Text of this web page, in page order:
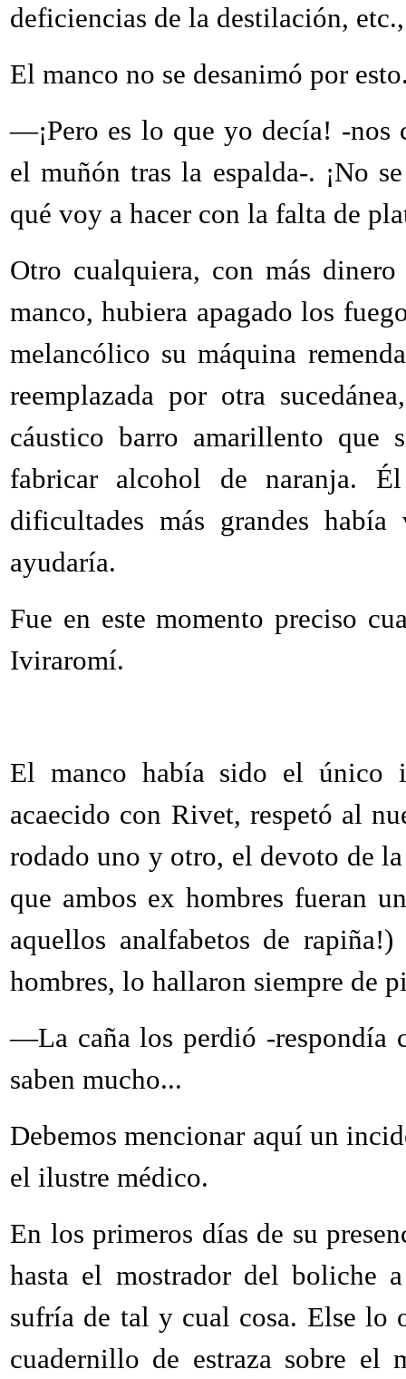
deficiencias de la destilación,
El manco no se desanimó por
—¡Pero es lo que yo decía! -nos
el muñón tras la espalda-. ¡No
qué voy a hacer con la falta de
Otro cualquiera, con más
manco, hubiera apagado los
melancólico su máquina
reemplazada por otra
cáustico barro amarillento que
fabricar alcohol de naranja.
dificultades más grandes
ayudaría.
Fue en este momento preciso
Iviraromí.
El manco había sido el único
acaecido con Rivet, respetó al
rodado uno y otro, el devoto de
que ambos ex hombres fueran
aquellos analfabetos de
hombres, lo hallaron siempre de
—La caña los perdió -respondía
saben mucho...
Debemos mencionar aquí un
el ilustre médico.
En los primeros días de su
hasta el mostrador del boliche
sufría de tal y cual cosa. Else lo
cuadernillo de estraza sobre el